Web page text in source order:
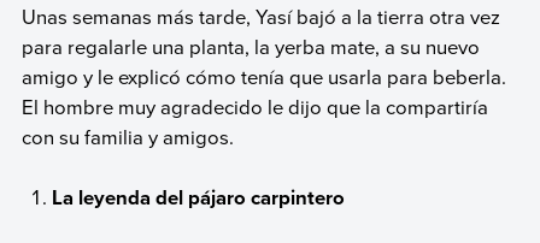
Unas semanas más tarde, Yasí bajó a la tierra otra vez
para regalarle una planta, la yerba mate, a su nuevo
amigo y le explicó cómo tenía que usarla para beberla.
El hombre muy agradecido le dijo que la compartiría
con su familia y amigos.
La leyenda del pájaro carpintero